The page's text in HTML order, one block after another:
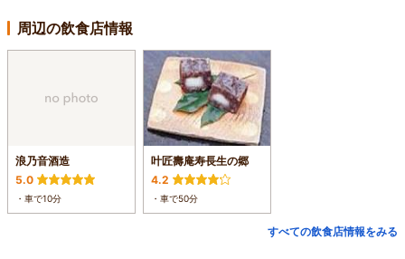
周辺の飲食店情報
浪乃音酒造
5.0
・車で10分
叶匠壽庵寿長生の郷
4.2
・車で50分
すべての飲食店情報をみる